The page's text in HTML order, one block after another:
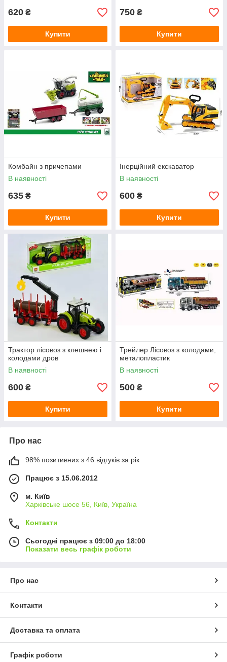
620 ₴
Купити
750 ₴
Купити
Комбайн з причепами
В наявності
635 ₴
Купити
Інерційний екскаватор
В наявності
600 ₴
Купити
Трактор лісовоз з клешнею і
колодами дров
В наявності
600 ₴
Купити
Трейлер Лісовоз з колодами,
металопластик
В наявності
500 ₴
Купити
Про нас
98% позитивних з 46 відгуків за рік
Працює з 15.06.2012
м. Київ
Харківське шосе 56, Київ, Україна
Контакти
Сьогодні працює з 09:00 до 18:00
Показати весь графік роботи
Про нас
Контакти
Доставка та оплата
Графік роботи